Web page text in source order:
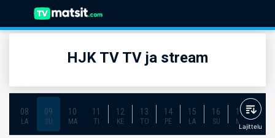
HJK TV TV ja stream
08
LA
09
SU
10
MA
11
TI
12
KE
13
TO
14
PE
15
LA
16
SU
17
MA
18
Lajittelu